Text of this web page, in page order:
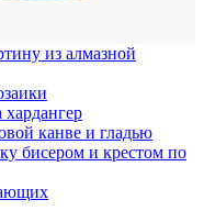
из алмазной
канве и гладью
бисером и крестом по